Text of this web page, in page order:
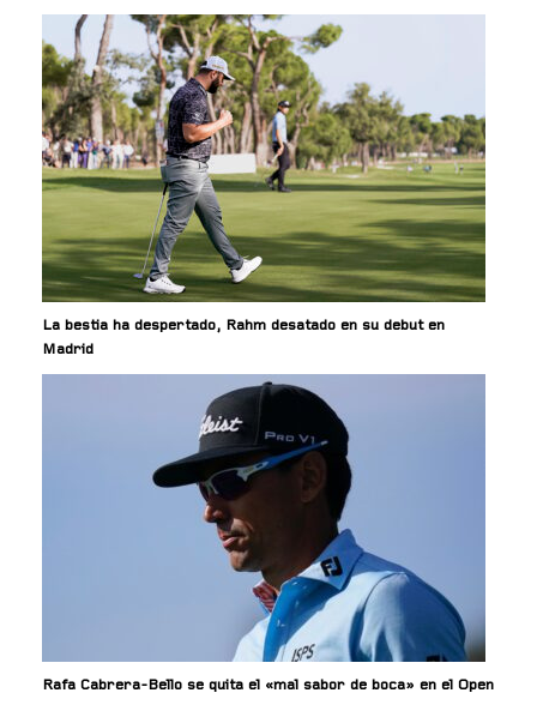
La bestia ha despertado, Rahm desatado en su debut en
Madrid
Rafa Cabrera-Bello se quita el «mal sabor de boca» en el Open